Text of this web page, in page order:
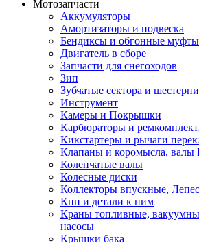
Мотозапчасти
Аккумуляторы
Амортизаторы и подвеска
Бендиксы и обгонные муфты
Двигатель в сборе
Запчасти для снегоходов
Зип
Зубчатые сектора и
Инструмент
Камеры и Покрышки
Карбюраторы и
Кикстартеры и рычаги
Клапаны и коромысла,
Коленчатые валы
Колесные диски
Коллекторы впускные,
Кпп и детали к ним
Краны топливные,
насосы
Крышки бака